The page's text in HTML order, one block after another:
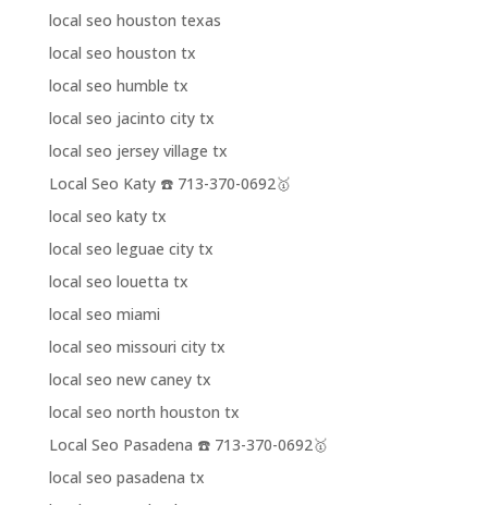
local seo houston texas
local seo houston tx
local seo humble tx
local seo jacinto city tx
local seo jersey village tx
Local Seo Katy ☎️ 713-370-0692🥇
local seo katy tx
local seo leguae city tx
local seo louetta tx
local seo miami
local seo missouri city tx
local seo new caney tx
local seo north houston tx
Local Seo Pasadena ☎️ 713-370-0692🥇
local seo pasadena tx